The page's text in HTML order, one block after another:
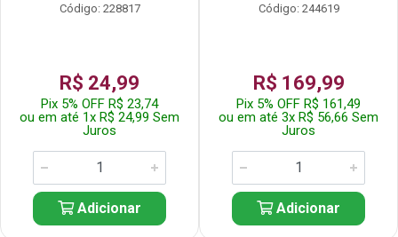
Código: 228817
R$ 24,99
Pix 5% OFF R$ 23,74
ou em até 1x R$ 24,99 Sem
Juros
Adicionar
Código: 244619
R$ 169,99
Pix 5% OFF R$ 161,49
ou em até 3x R$ 56,66 Sem
Juros
Adicionar